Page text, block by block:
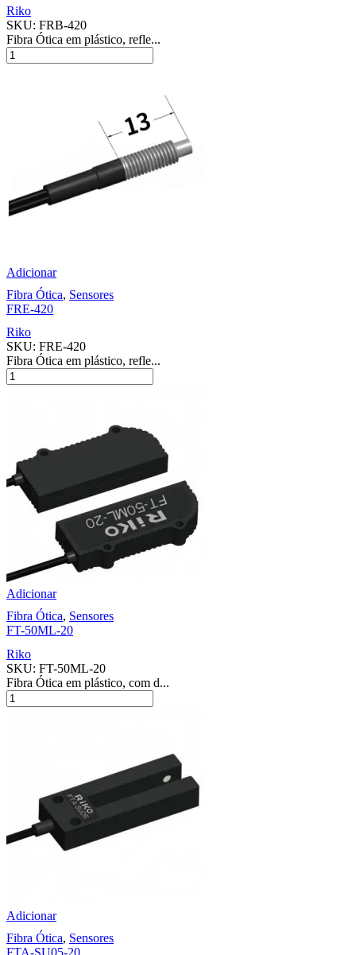
Riko
SKU: FRB-420
Fibra Ótica em plástico, refle...
Adicionar
Fibra Ótica, Sensores
FRE-420
Riko
SKU: FRE-420
Fibra Ótica em plástico, refle...
Adicionar
Fibra Ótica, Sensores
FT-50ML-20
Riko
SKU: FT-50ML-20
Fibra Ótica em plástico, com d...
Adicionar
Fibra Ótica, Sensores
FTA-SU05-20